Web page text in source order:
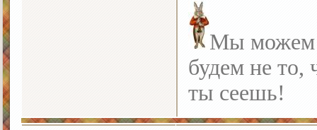
Мы можем
будем не то,
ты сеешь!